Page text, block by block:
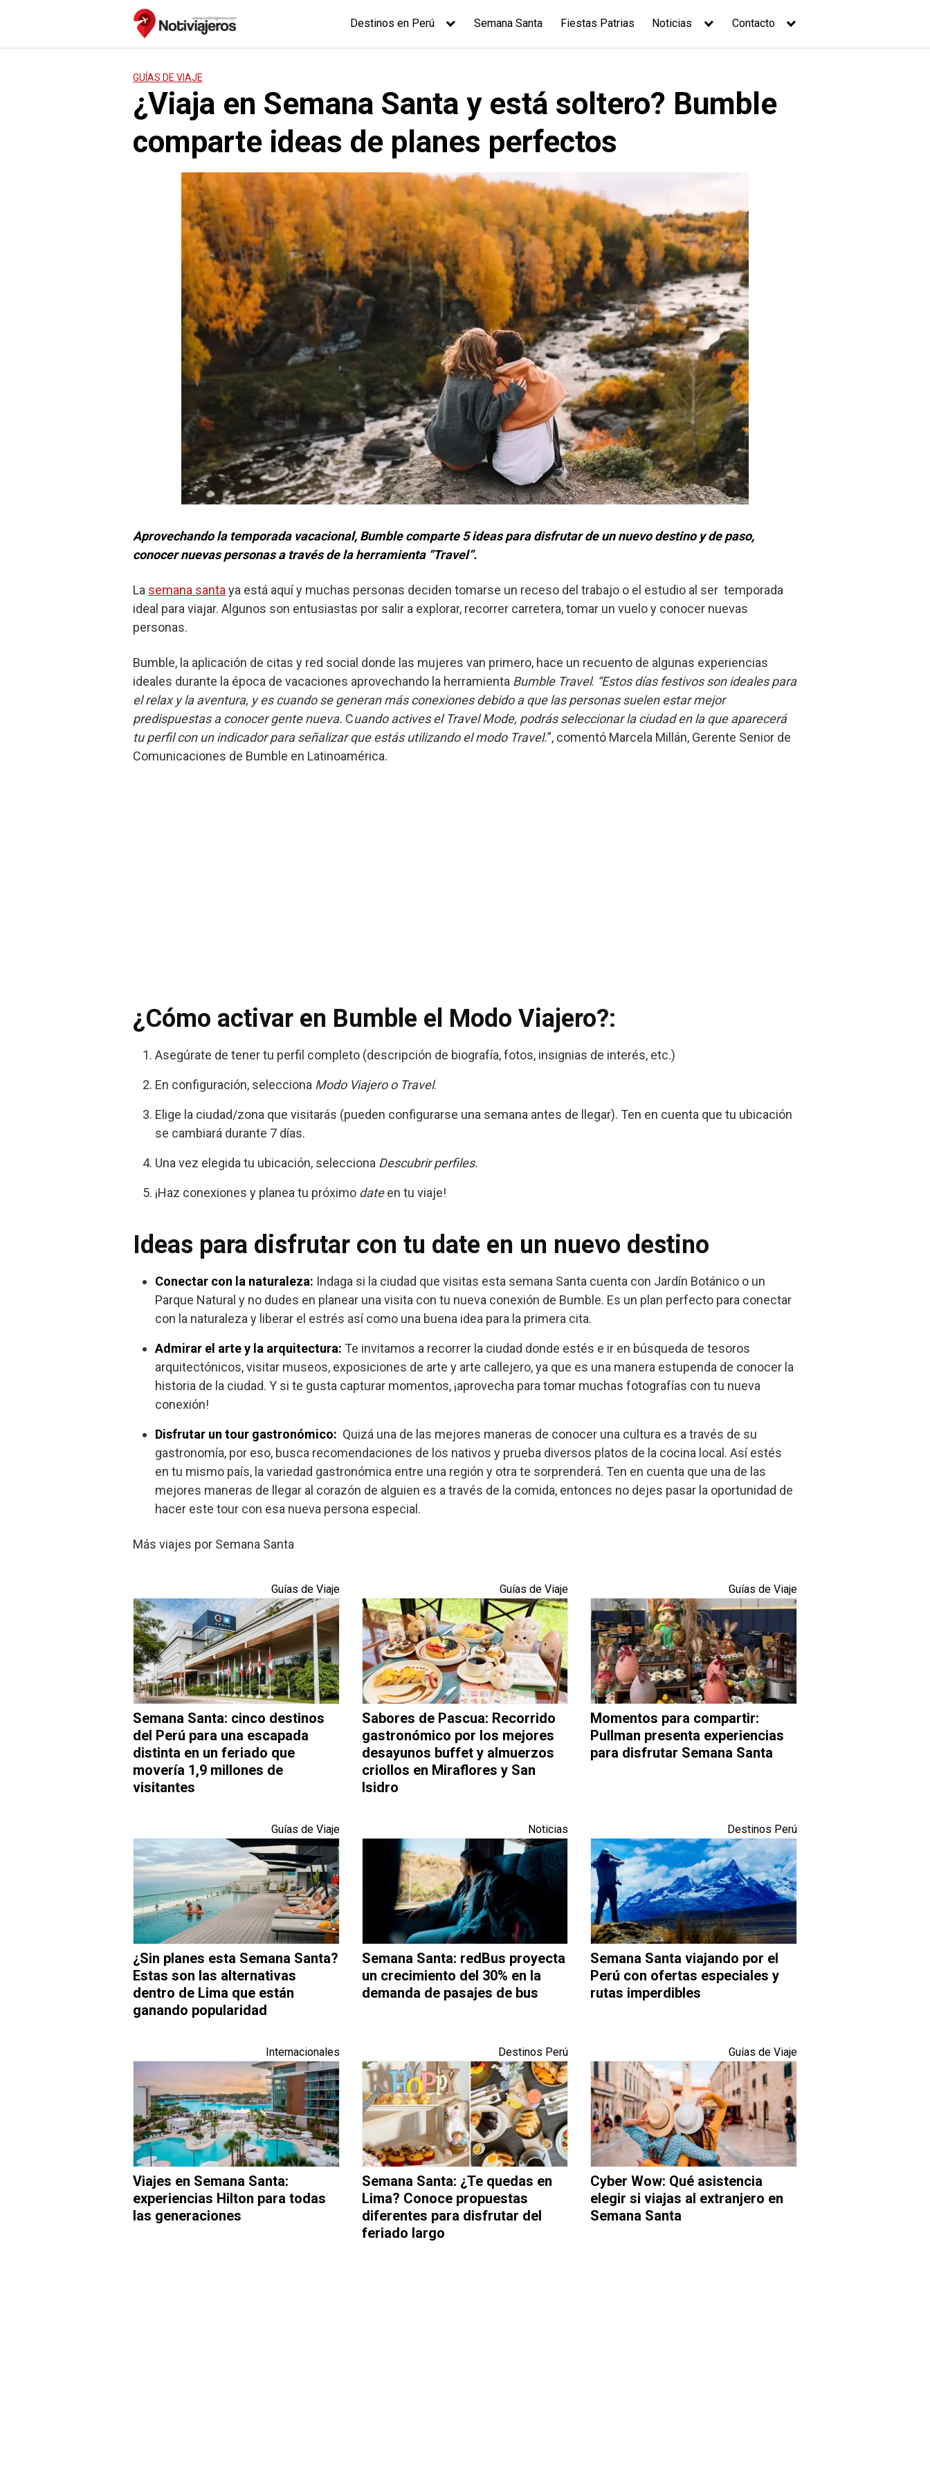
Destinos en Perú Semana Santa Fiestas Patrias Noticias Contacto
GUÍAS DE VIAJE
¿Viaja en Semana Santa y está soltero? Bumble
comparte ideas de planes perfectos
Aprovechando la temporada vacacional, Bumble comparte 5 ideas para disfrutar de un nuevo destino y de paso,
conocer nuevas personas a través de la herramienta “Travel”.
La semana santa ya está aquí y muchas personas deciden tomarse un receso del trabajo o el estudio al ser temporada
ideal para viajar. Algunos son entusiastas por salir a explorar, recorrer carretera, tomar un vuelo y conocer nuevas
personas.
Bumble, la aplicación de citas y red social donde las mujeres van primero, hace un recuento de algunas experiencias
ideales durante la época de vacaciones aprovechando la herramienta Bumble Travel. “Estos días festivos son ideales para
el relax y la aventura, y es cuando se generan más conexiones debido a que las personas suelen estar mejor
predispuestas a conocer gente nueva. Cuando actives el Travel Mode, podrás seleccionar la ciudad en la que aparecerá
tu perfil con un indicador para señalizar que estás utilizando el modo Travel.”, comentó Marcela Millán, Gerente Senior de
Comunicaciones de Bumble en Latinoamérica.
¿Cómo activar en Bumble el Modo Viajero?:
Asegúrate de tener tu perfil completo (descripción de biografía, fotos, insignias de interés, etc.)
En configuración, selecciona Modo Viajero o Travel.
Elige la ciudad/zona que visitarás (pueden configurarse una semana antes de llegar). Ten en cuenta que tu ubicación
se cambiará durante 7 días.
Una vez elegida tu ubicación, selecciona Descubrir perfiles.
¡Haz conexiones y planea tu próximo dateen tu viaje!
Ideas para disfrutar con tu date en un nuevo destino
Conectar con la naturaleza: Indaga si la ciudad que visitas esta semana Santa cuenta con Jardín Botánico o un
Parque Natural y no dudes en planear una visita con tu nueva conexión de Bumble. Es un plan perfecto para conectar
con la naturaleza y liberar el estrés así como una buena idea para la primera cita.
Admirar el arte y la arquitectura: Te invitamos a recorrer la ciudad donde estés e ir en búsqueda de tesoros
arquitectónicos, visitar museos, exposiciones de arte y arte callejero, ya que es una manera estupenda de conocer la
historia de la ciudad. Y si te gusta capturar momentos, ¡aprovecha para tomar muchas fotografías con tu nueva
conexión!
Disfrutar un tour gastronómico: Quizá una de las mejores maneras de conocer una cultura es a través de su
gastronomía, por eso, busca recomendaciones de los nativos y prueba diversos platos de la cocina local. Así estés
en tu mismo país, la variedad gastronómica entre una región y otra te sorprenderá. Ten en cuenta que una de las
mejores maneras de llegar al corazón de alguien es a través de la comida, entonces no dejes pasar la oportunidad de
hacer este tour con esa nueva persona especial.
Más viajes por Semana Santa
Guías de Viaje
Semana Santa: cinco destinos
del Perú para una escapada
distinta en un feriado que
movería 1,9 millones de
visitantes
Guías de Viaje
Sabores de Pascua: Recorrido
gastronómico por los mejores
desayunos buffet y almuerzos
criollos en Miraflores y San
Isidro
Guías de Viaje
Momentos para compartir:
Pullman presenta experiencias
para disfrutar Semana Santa
Guías de Viaje
¿Sin planes esta Semana Santa?
Estas son las alternativas
dentro de Lima que están
ganando popularidad
Noticias
Semana Santa: redBus proyecta
un crecimiento del 30% en la
demanda de pasajes de bus
Destinos Perú
Semana Santa viajando por el
Perú con ofertas especiales y
rutas imperdibles
Internacionales
Viajes en Semana Santa:
experiencias Hilton para todas
las generaciones
Destinos Perú
Semana Santa: ¿Te quedas en
Lima? Conoce propuestas
diferentes para disfrutar del
feriado largo
Guías de Viaje
Cyber Wow: Qué asistencia
elegir si viajas al extranjero en
Semana Santa